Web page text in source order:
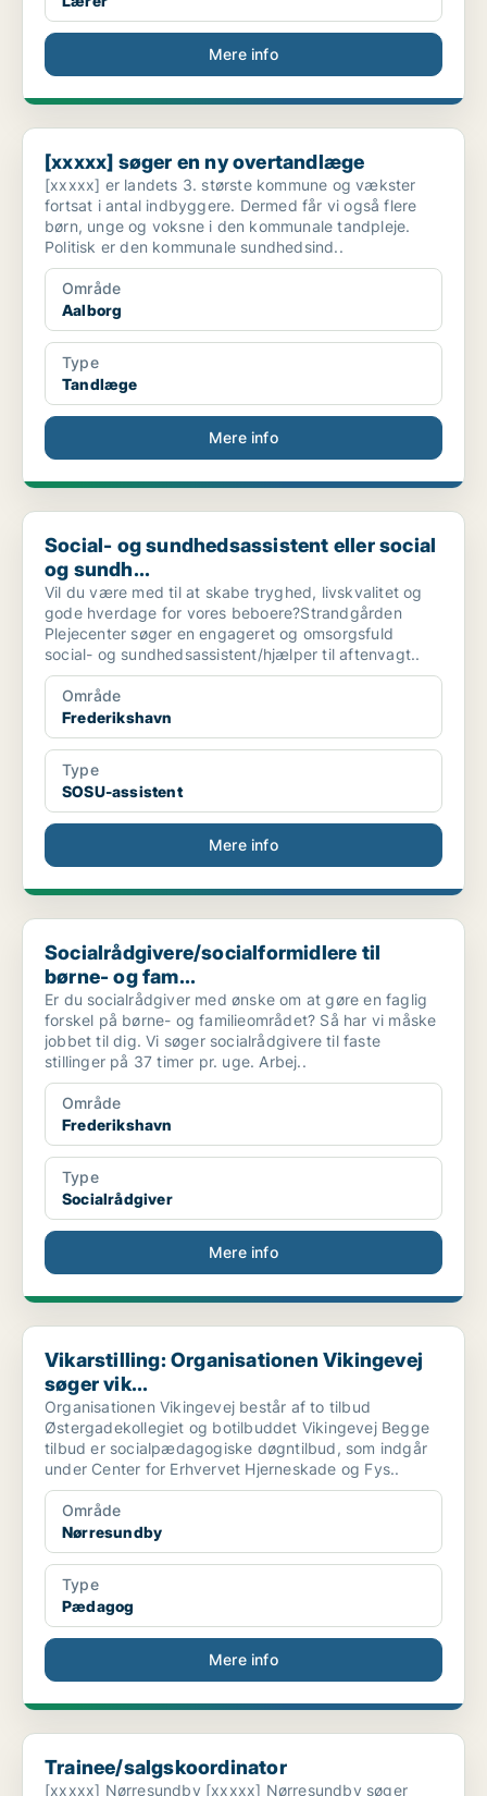
Mere info
[xxxxx] søger en ny overtandlæge
[xxxxx] søger en ny overtandlæge
[xxxxx] er landets 3. største kommune og vækster
fortsat i antal indbyggere. Dermed får vi også flere
børn, unge og voksne i den kommunale tandpleje.
Politisk er den kommunale sundhedsind..
Område
Aalborg
Type
Tandlæge
Mere info
Social- og sundhedsassistent eller social og sundh...
Social- og sundhedsassistent eller social
og sundh...
Vil du være med til at skabe tryghed, livskvalitet og
gode hverdage for vores beboere?Strandgården
Plejecenter søger en engageret og omsorgsfuld
social- og sundhedsassistent/hjælper til aftenvagt..
Område
Frederikshavn
Type
SOSU-assistent
Mere info
Socialrådgivere/socialformidlere til børne- og fam...
Socialrådgivere/socialformidlere til
børne- og fam...
Er du socialrådgiver med ønske om at gøre en faglig
forskel på børne- og familieområdet? Så har vi måske
jobbet til dig. Vi søger socialrådgivere til faste
stillinger på 37 timer pr. uge. Arbej..
Område
Frederikshavn
Type
Socialrådgiver
Mere info
Vikarstilling: Organisationen Vikingevej søger vik...
Vikarstilling: Organisationen Vikingevej
søger vik...
Organisationen Vikingevej består af to tilbud
Østergadekollegiet og botilbuddet Vikingevej Begge
tilbud er socialpædagogiske døgntilbud, som indgår
under Center for Erhvervet Hjerneskade og Fys..
Område
Nørresundby
Type
Pædagog
Mere info
Trainee/salgskoordinator
Trainee/salgskoordinator
[xxxxx] Nørresundby [xxxxx] Nørresundby søger